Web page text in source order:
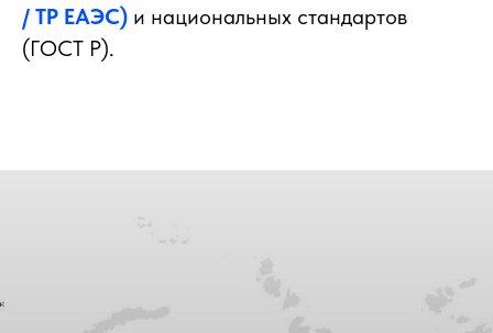
/ ТР ЕАЭС) и национальных стандартов
(ГОСТ Р).